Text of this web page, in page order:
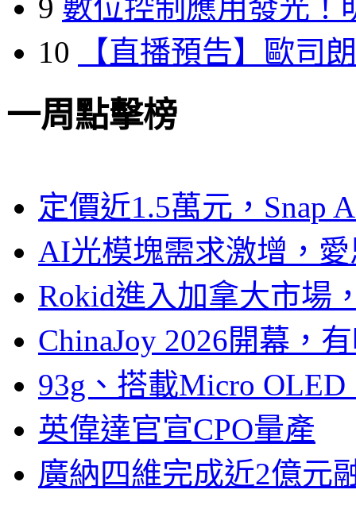
9 數位控制應用發光！
10
【直播預告】歐司
一周點擊榜
定價近1.5萬元，Snap
AI光模塊需求激增，
Rokid進入加拿大市場
ChinaJoy 2026開幕，
93g、搭載Micro
英偉達官宣CPO量產
廣納四維完成近2億元